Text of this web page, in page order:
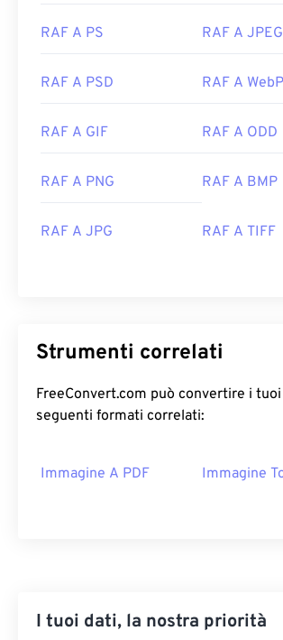
RAF A PS RAF A JPEG
RAF A PSD RAF A WebP
RAF A GIF RAF A ODD
RAF A PNG RAF A BMP
RAF A JPG RAF A TIFF
Strumenti correlati
FreeConvert.com può convertire i
seguenti formati correlati:
Immagine A PDF Immagine
I tuoi dati, la nostra priorità